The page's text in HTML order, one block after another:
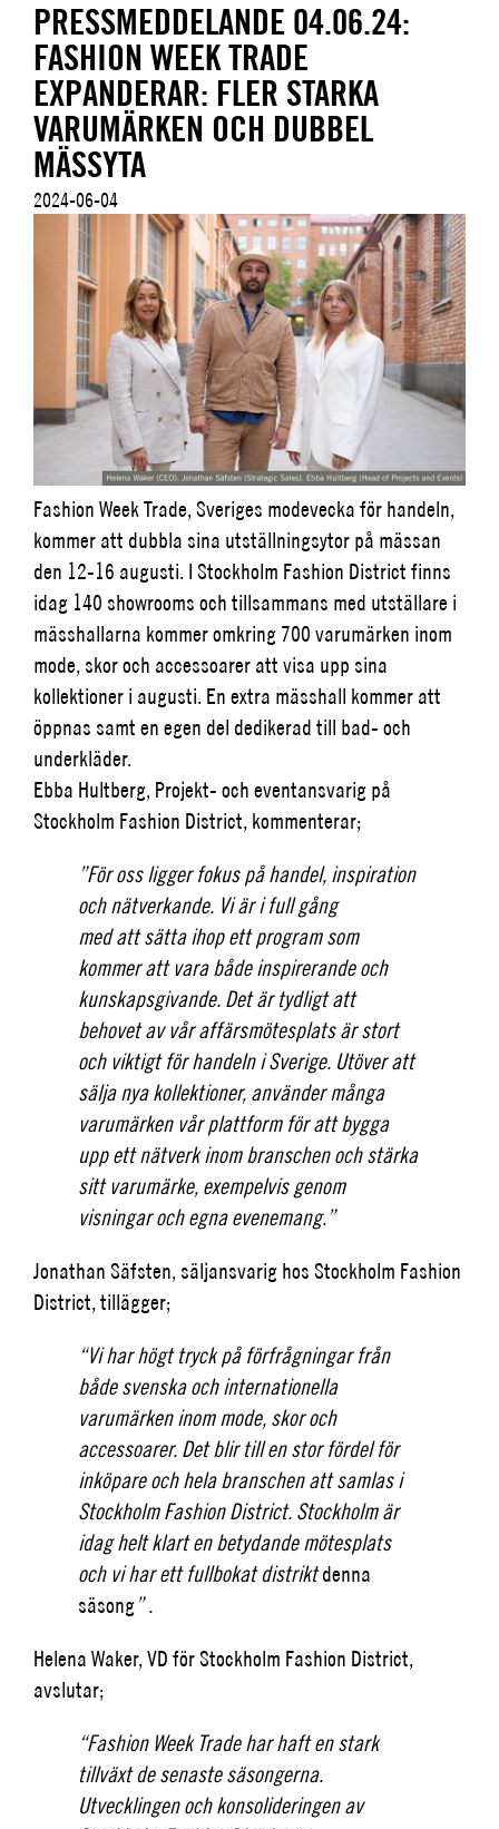
PRESSMEDDELANDE 04.06.24:
FASHION WEEK TRADE
EXPANDERAR: FLER STARKA
VARUMÄRKEN OCH DUBBEL
MÄSSYTA
2024-06-04
Fashion Week Trade, Sveriges modevecka för handeln,
kommer att dubbla sina utställningsytor på mässan
den 12-16 augusti. I Stockholm Fashion District finns
idag 140 showrooms och tillsammans med utställare i
mässhallarna kommer omkring 700 varumärken inom
mode, skor och accessoarer att visa upp sina
kollektioner i augusti. En extra mässhall kommer att
öppnas samt en egen del dedikerad till bad- och
underkläder.
Ebba Hultberg, Projekt- och eventansvarig på
Stockholm Fashion District, kommenterar;
”För oss ligger fokus på handel, inspiration
och nätverkande. Vi är i full gång
med att sätta ihop ett program som
kommer att vara både inspirerande och
kunskapsgivande. Det är tydligt att
behovet av vår affärsmötesplats är stort
och viktigt för handeln i Sverige. Utöver att
sälja nya kollektioner, använder många
varumärken vår plattform för att bygga
upp ett nätverk inom branschen och stärka
sitt varumärke, exempelvis genom
visningar och egna evenemang.”
Jonathan Säfsten, säljansvarig hos Stockholm Fashion
District, tillägger;
“Vi har högt tryck på förfrågningar från
både svenska och internationella
varumärken inom mode, skor och
accessoarer. Det blir till en stor fördel för
inköpare och hela branschen att samlas i
Stockholm Fashion District. Stockholm är
idag helt klart en betydande mötesplats
och vi har ett fullbokat distriktdenna
säsong” .
Helena Waker, VD för Stockholm Fashion District,
avslutar;
“Fashion Week Trade har haft en stark
tillväxt de senaste säsongerna.
Utvecklingen och konsolideringen av